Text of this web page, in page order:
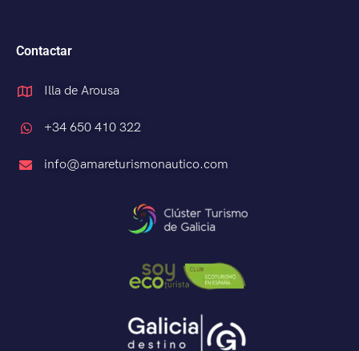
Contactar
Illa de Arousa
+34 650 410 322
info@amareturismonautico.com